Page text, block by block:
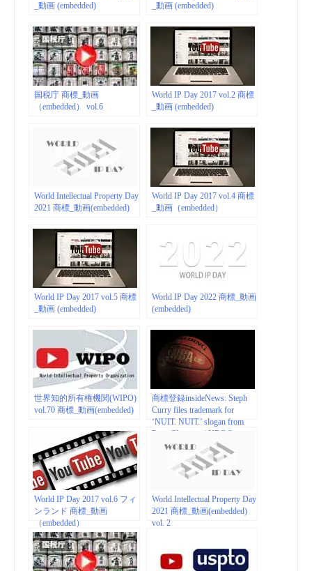
_動画 (embedded)
_動画 (embedded)
国税庁 商標_動画
（embedded） vol.6
World IP Day 2017 vol.2 商標
_動画 (embedded)
World Intellectual Property Day
2021 商標_動画(embedded)
World IP Day 2017 vol.4 商標
_動画（embedded）
World IP Day 2017 vol.5 商標
_動画 (embedded)
World IP Day 2022 商標_動画
(embedded)
世界知的所有権機関(WIPO)
vol.70 商標_動画(embedded)
商標登録insideNews: Steph
Curry files trademark for
‘NUIT. NUIT.’ slogan from
Paris Olympics | NBC Sports
Bay Area & California
World IP Day 2017 vol.6 フィ
ンランド 商標_動画
（embedded）
World Intellectual Property Day
2021 商標_動画(embedded)
vol. 2